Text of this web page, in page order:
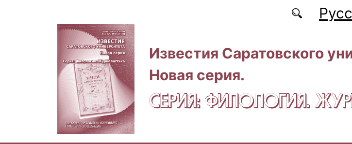
Известия Саратовского
Новая серия.
СЕРИЯ: ФИЛОЛОГИЯ.